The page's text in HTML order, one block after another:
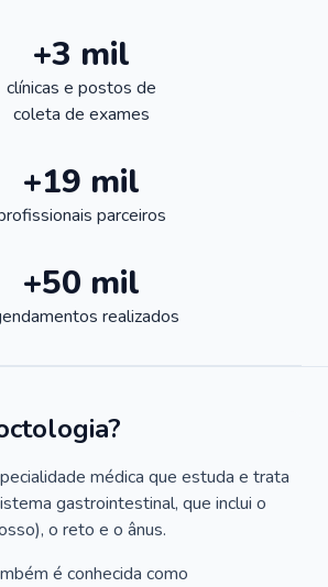
+3 mil
clínicas e postos de
coleta de exames
+19 mil
parceiros
+50 mil
realizados
médica que estuda e trata
gastrointestinal, que inclui o
o reto e o ânus.
é conhecida como